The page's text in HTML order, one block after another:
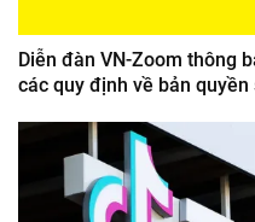
Diễn đàn VN-Zoom thông
các quy định về bản